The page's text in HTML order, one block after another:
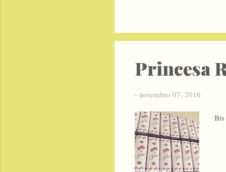
Princesa
- novembro 07, 2016
Bis